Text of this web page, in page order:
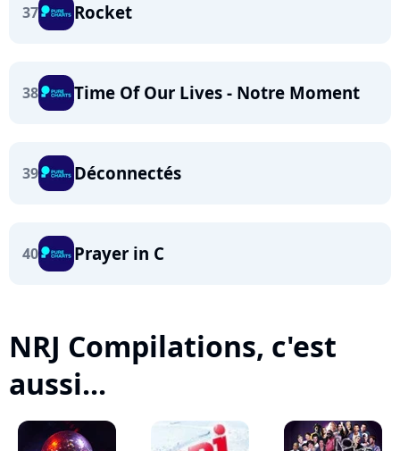
37 Rocket
38 Time Of Our Lives - Notre Moment
39 Déconnectés
40 Prayer in C
NRJ Compilations, c'est
aussi...